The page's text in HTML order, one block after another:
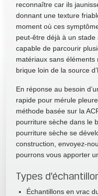
reconnaître car ils
donnant une texture
moment où ces
peut-être déjà à un
capable de parcourir
matériaux sans
brique loin de la source
En réponse au besoin
rapide pour mérule
méthode basée sur la
pourriture sèche dans le
pourriture sèche se
construction, envoyez-
pourrons vous apporter
Types
Échantillons en vrac